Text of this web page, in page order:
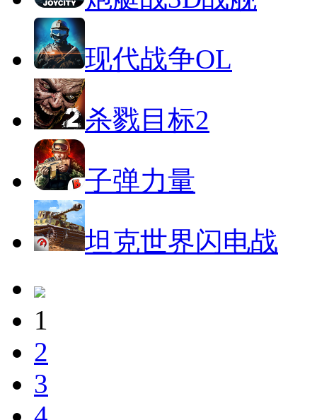
现代战争OL
杀戮目标2
子弹力量
坦克世界闪电战
1
2
3